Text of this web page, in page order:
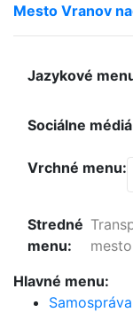
Mesto Vranov
Jazykové
Sociálne
Vrchné menu:
Stredné
menu:
mesto
Hlavné menu: